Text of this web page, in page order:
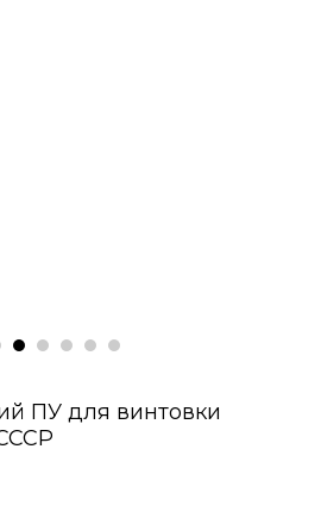
ПУ для винтовки